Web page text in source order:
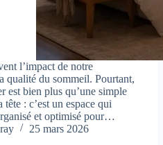
l’impact de notre
qualité du sommeil. Pourtant,
est bien plus qu’une simple
tête : c’est un espace qui
et optimisé pour…
25 mars 2026